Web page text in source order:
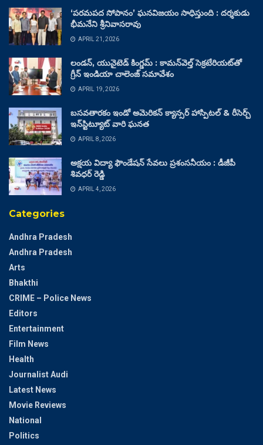
‘పరమపద సోపానం’ ఘనవిజయం సాధిస్తుంది : దర్శకుడు
భీమనేని శ్రీనివాసరావు
APRIL 21, 2026
లండన్, యునైటెడ్ కింగ్డమ్ : కామన్‌వెల్త్ సెక్రటేరియట్‌తో
గ్రీన్ ఇండియా చాలెంజ్ సమావేశం
APRIL 19, 2026
బసవతారకం ఇండో అమెరికన్ క్యాన్సర్ హాస్పిటల్ & రీసెర్చ్
ఇన్‌స్టిట్యూట్ వారి ఘనత
APRIL 8, 2026
అక్షయ విద్యా ఫౌండేషన్ సేవలు ప్రశంసనీయం : డీజీపీ
శివధర్ రెడ్డి
APRIL 4, 2026
Categories
Andhra Pradesh
Andhra Pradesh
Arts
Bhakthi
CRIME – Police News
Editors
Entertainment
Film News
Health
Journalist Audi
Latest News
Movie Reviews
National
Politics